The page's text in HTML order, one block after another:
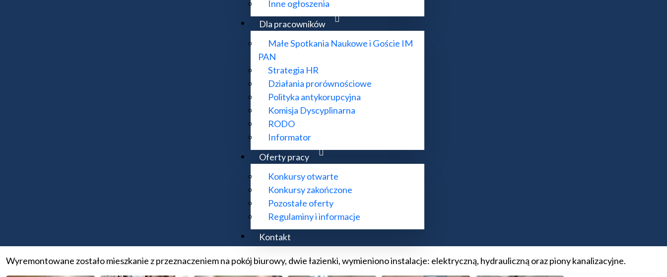
Inne ogłoszenia
Dla pracowników
Małe Spotkania Naukowe i Goście IM
PAN
Strategia HR
Działania prorównościowe
Polityka antykorupcyjna
Komisja Dyscyplinarna
RODO
Informator
Oferty pracy
Konkursy otwarte
Konkursy zakończone
Pozostałe oferty
Regulaminy i informacje
Kontakt
W kwietniu 2024 zakończył się remont oddziału IM PAN we Wrocławiu przy ul. Kopernika 18.
Wyremontowane zostało mieszkanie z przeznaczeniem na pokój biurowy, dwie łazienki, wymieniono instalacje: elektryczną, hydrauliczną oraz piony kanalizacyjne.